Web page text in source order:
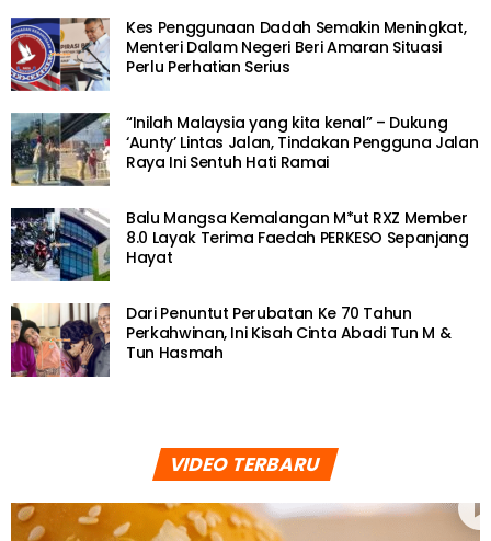
Kes Penggunaan Dadah Semakin Meningkat,
Menteri Dalam Negeri Beri Amaran Situasi
Perlu Perhatian Serius
“Inilah Malaysia yang kita kenal” – Dukung
‘Aunty’ Lintas Jalan, Tindakan Pengguna Jalan
Raya Ini Sentuh Hati Ramai
Balu Mangsa Kemalangan M*ut RXZ Member
8.0 Layak Terima Faedah PERKESO Sepanjang
Hayat
Dari Penuntut Perubatan Ke 70 Tahun
Perkahwinan, Ini Kisah Cinta Abadi Tun M &
Tun Hasmah
VIDEO TERBARU